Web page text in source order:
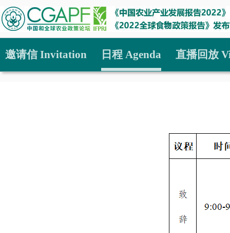
邀请信 Invitation 日程 Agenda 直播回放